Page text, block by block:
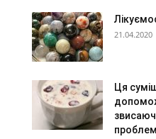
21.04.2020
Ця